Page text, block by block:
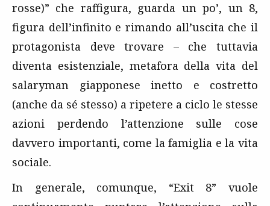
rosse)” che raffigura, guarda un po’, un 8,
figura dell’infinito e rimando all’uscita che il
protagonista deve trovare – che tuttavia
diventa esistenziale, metafora della vita del
salaryman giapponese inetto e costretto
(anche da sé stesso) a ripetere a ciclo le stesse
azioni perdendo l’attenzione sulle cose
davvero importanti, come la famiglia e la vita
sociale.
In generale, comunque, “Exit 8” vuole